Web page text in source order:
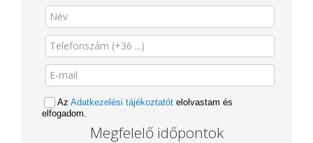
Az Adatkezelési tájékoztatót elolvastam és
elfogadom.
Megfelelő időpontok